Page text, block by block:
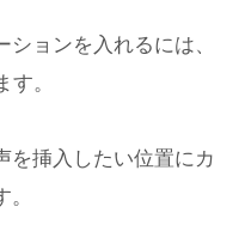
ョンを入れるには、
。
を挿入したい位置にカ